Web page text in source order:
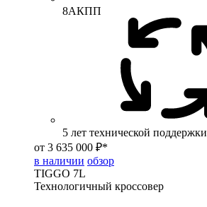
8АКПП
5 лет технической поддержки
от 3 635 000 ₽*
в наличии обзор
TIGGO 7L
Технологичный кроссовер